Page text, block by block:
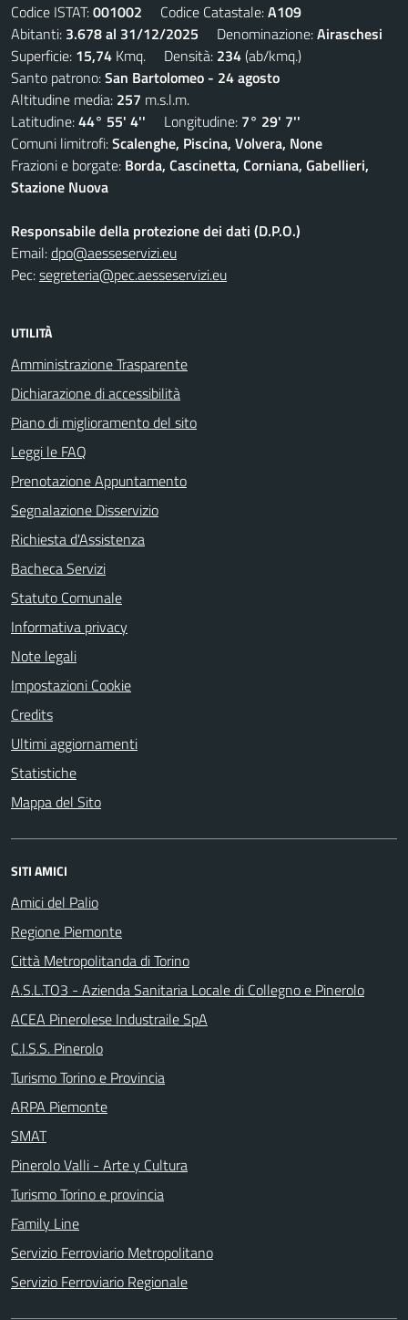
Codice ISTAT:001002 Codice Catastale:A109
Abitanti: 3.678 al 31/12/2025 Denominazione:Airaschesi
Superficie: 15,74 Kmq. Densità: 234(ab/kmq.)
Santo patrono:San Bartolomeo - 24 agosto
Altitudine media: 257 m.s.l.m.
Latitudine:44° 55' 4'' Longitudine: 7° 29' 7''
Comuni limitrofi:Scalenghe, Piscina, Volvera, None
Frazioni e borgate: Borda, Cascinetta, Corniana, Gabellieri,
Stazione Nuova
Responsabile della protezione dei dati (D.P.O.)
Email:dpo@aesseservizi.eu
Pec:segreteria@pec.aesseservizi.eu
UTILITÀ
Amministrazione Trasparente
Dichiarazione di accessibilità
Piano di miglioramento del sito
Leggi le FAQ
Prenotazione Appuntamento
Segnalazione Disservizio
Richiesta d'Assistenza
Bacheca Servizi
Statuto Comunale
Informativa privacy
Note legali
Impostazioni Cookie
Credits
Ultimi aggiornamenti
Statistiche
Mappa del Sito
SITI AMICI
Amici del Palio
Regione Piemonte
Città Metropolitanda di Torino
A.S.L.TO3 - Azienda Sanitaria Locale di Collegno e Pinerolo
ACEA Pinerolese Industraile SpA
C.I.S.S. Pinerolo
Turismo Torino e Provincia
ARPA Piemonte
SMAT
Pinerolo Valli - Arte y Cultura
Turismo Torino e provincia
Family Line
Servizio Ferroviario Metropolitano
Servizio Ferroviario Regionale